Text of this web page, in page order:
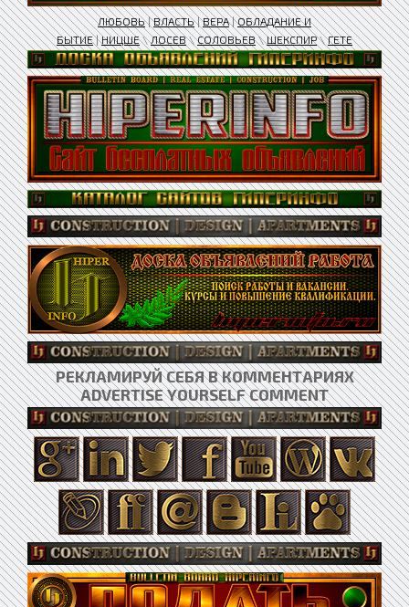
ЛЮБОВЬ|ВЛАСТЬ|ВЕРА|ОБЛАДАНИЕ И
БЫТИЕ|НИЦШЕ\ЛОСЕВ\СОЛОВЬЕВ\ШЕКСПИР\ГЕТЕ
РЕКЛАМИРУЙ СЕБЯ В КОММЕНТАРИЯХ
ADVERTISE YOURSELF COMMENT